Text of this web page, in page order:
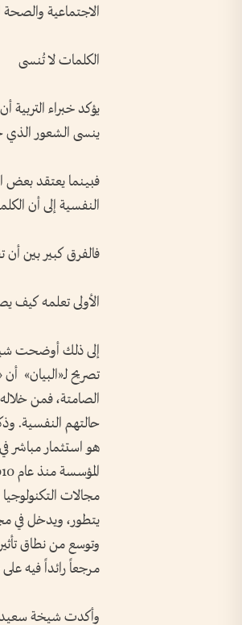
الاجتماعية
الكلمات لا تُنسى
يؤكد خبراء التربية
ينسى الشعور الذي
فبينما يعتقد بعض
النفسية إلى أن
فالفرق كبير بين
الأولى تعلمه كيف
إلى ذلك أوضحت
تصريح لـ«البيان»
الصامتة، فمن
حالتهم النفسية.
هو استثمار مباشر
مجالات
يتطور، ويدخل في
وتوسع من نطاق
مرجعاً رائداً فيه
وأكدت شيخة سعيد